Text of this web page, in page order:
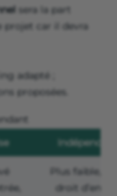
sera la part
projet car il devra
adapté ;
proposées.
Indépendant
Plus faible,
droit